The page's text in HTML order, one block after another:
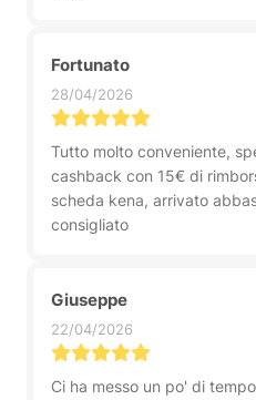
Fortunato
28/04/2026
Tutto molto conveniente,
cashback con 15€ di
scheda kena, arrivato
consigliato
Giuseppe
22/04/2026
Ci ha messo un po' di